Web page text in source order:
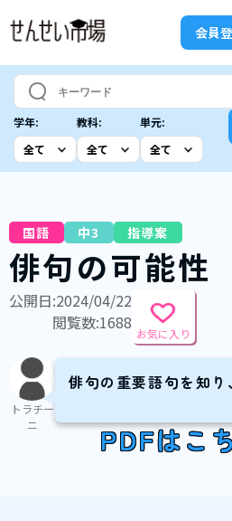
会員
学年: 教科: 単元:
国語 中3 指導案
俳句の可能性
公開日:2024/04/22
閲覧数:1688
お気に入り
トラチー
ニ
俳句の重要語句を知
PDFはこ